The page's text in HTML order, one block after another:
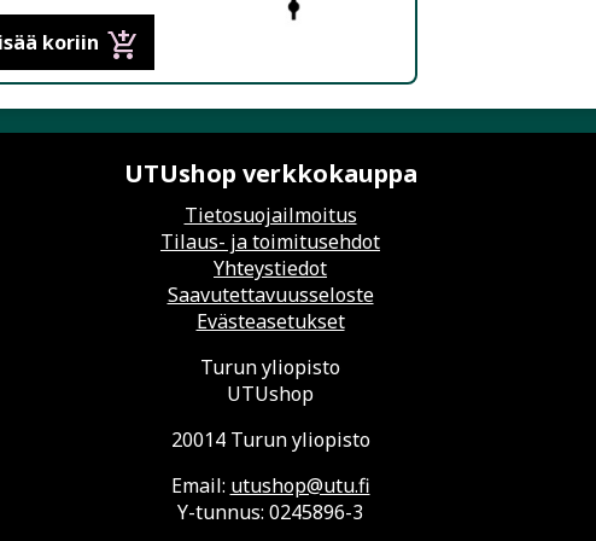
KEVÄT
koriin add_shopping_cart
UTUshop verkkokauppa
Tietosuojailmoitus
Tilaus- ja toimitusehdot
Yhteystiedot
Saavutettavuusseloste
Evästeasetukset
Turun yliopisto
UTUshop
20014 Turun yliopisto
Email: utushop@utu.fi
Y-tunnus: 0245896-3